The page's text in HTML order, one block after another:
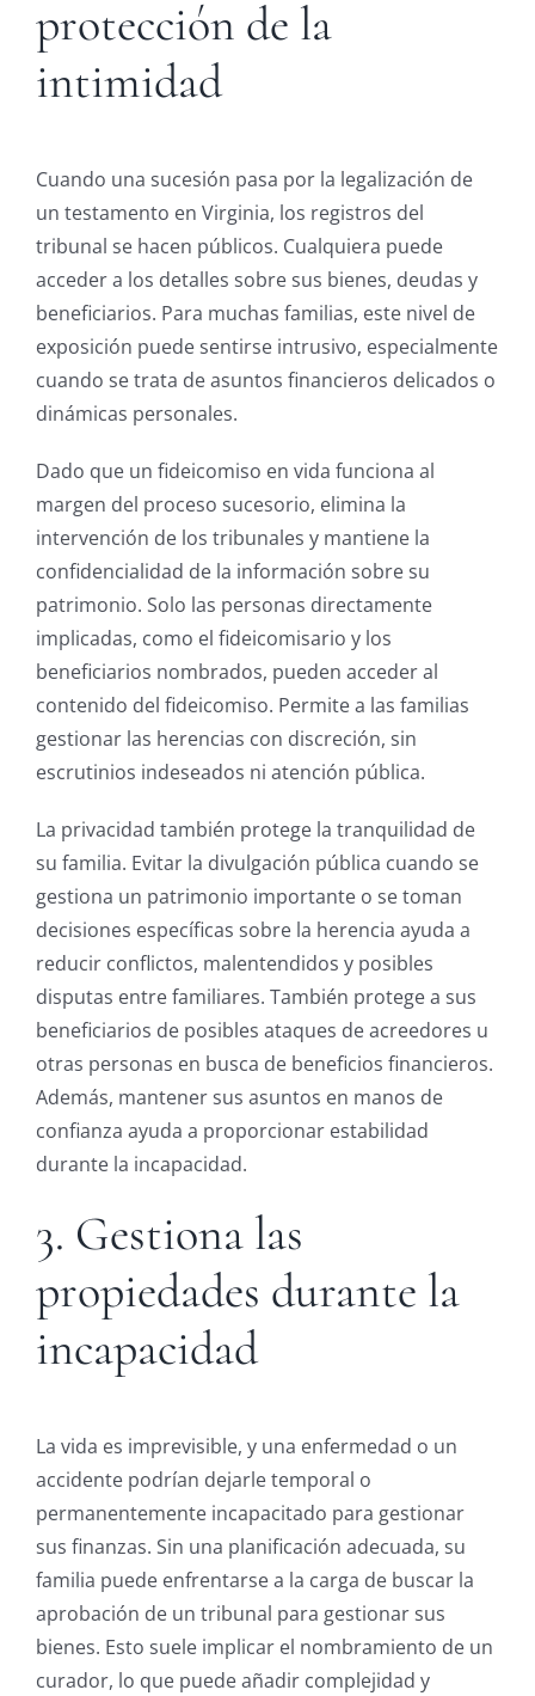
protección de la
intimidad
Cuando una sucesión pasa por la legalización de
un testamento en Virginia, los registros del
tribunal se hacen públicos. Cualquiera puede
acceder a los detalles sobre sus bienes, deudas y
beneficiarios. Para muchas familias, este nivel de
exposición puede sentirse intrusivo, especialmente
cuando se trata de asuntos financieros delicados o
dinámicas personales.
Dado que un fideicomiso en vida funciona al
margen del proceso sucesorio, elimina la
intervención de los tribunales y mantiene la
confidencialidad de la información sobre su
patrimonio. Solo las personas directamente
implicadas, como el fideicomisario y los
beneficiarios nombrados, pueden acceder al
contenido del fideicomiso. Permite a las familias
gestionar las herencias con discreción, sin
escrutinios indeseados ni atención pública.
La privacidad también protege la tranquilidad de
su familia. Evitar la divulgación pública cuando se
gestiona un patrimonio importante o se toman
decisiones específicas sobre la herencia ayuda a
reducir conflictos, malentendidos y posibles
disputas entre familiares. También protege a sus
beneficiarios de posibles ataques de acreedores u
otras personas en busca de beneficios financieros.
Además, mantener sus asuntos en manos de
confianza ayuda a proporcionar estabilidad
durante la incapacidad.
3. Gestiona las
propiedades durante la
incapacidad
La vida es imprevisible, y una enfermedad o un
accidente podrían dejarle temporal o
permanentemente incapacitado para gestionar
sus finanzas. Sin una planificación adecuada, su
familia puede enfrentarse a la carga de buscar la
aprobación de un tribunal para gestionar sus
bienes. Esto suele implicar el nombramiento de un
curador, lo que puede añadir complejidad y